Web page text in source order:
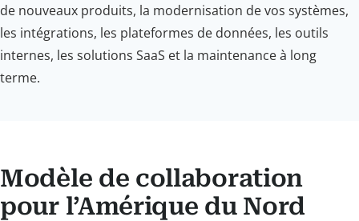
de nouveaux produits, la modernisation de vos systèmes,
les intégrations, les plateformes de données, les outils
internes, les solutions SaaS et la maintenance à long
terme.
Modèle de collaboration
pour l’Amérique du Nord